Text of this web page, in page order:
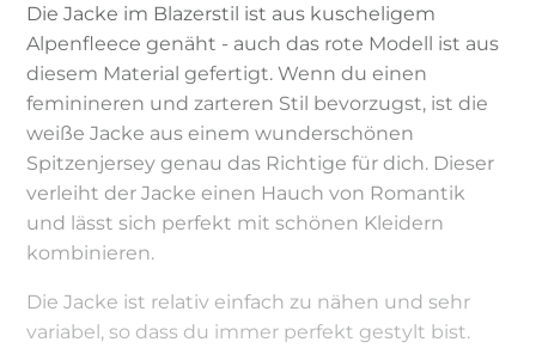
Die Jacke im Blazerstil ist aus kuscheligem
Alpenfleece genäht - auch das rote Modell ist aus
diesem Material gefertigt. Wenn du einen
feminineren und zarteren Stil bevorzugst, ist die
weiße Jacke aus einem wunderschönen
Spitzenjersey genau das Richtige für dich. Dieser
verleiht der Jacke einen Hauch von Romantik
und lässt sich perfekt mit schönen Kleidern
kombinieren.
Die Jacke ist relativ einfach zu nähen und sehr
variabel, so dass du immer perfekt gestylt bist.